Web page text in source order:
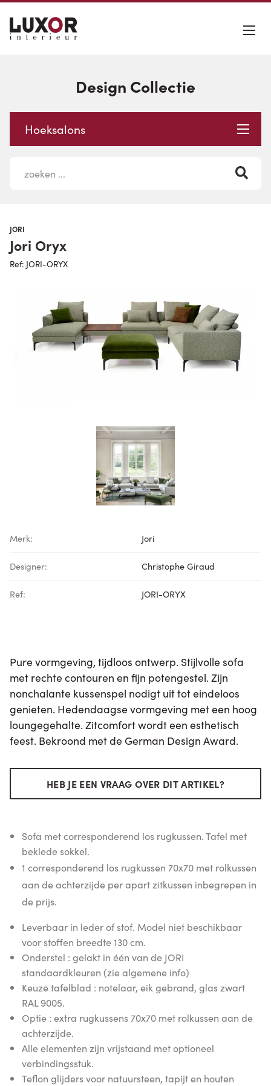
Design Collectie
Hoeksalons
JORI
Jori Oryx
Ref: JORI-ORYX
Merk: Jori
Designer: Christophe Giraud
Ref: JORI-ORYX
Pure vormgeving, tijdloos ontwerp. Stijlvolle sofa
met rechte contouren en fijn potengestel. Zijn
nonchalante kussenspel nodigt uit tot eindeloos
genieten. Hedendaagse vormgeving met een hoog
loungegehalte. Zitcomfort wordt een esthetisch
feest. Bekroond met de German Design Award.
HEB JE EEN VRAAG OVER DIT ARTIKEL?
Sofa met corresponderend los rugkussen. Tafel met
beklede sokkel.
1 corresponderend los rugkussen 70x70 met rolkussen
aan de achterzijde per apart zitkussen inbegrepen in
de prijs.
Leverbaar in leder of stof. Model niet beschikbaar
voor stoffen breedte 130 cm.
Onderstel : gelakt in één van de JORI
standaardkleuren (zie algemene info)
Keuze tafelblad : notelaar, eik gebrand, glas zwart
RAL 9005.
Optie : extra rugkussens 70x70 met rolkussen aan de
achterzijde.
Alle elementen zijn vrijstaand met optioneel
verbindingsstuk.
Teflon glijders voor natuursteen, tapijt en houten